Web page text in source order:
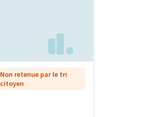
Non retenue par le tri
citoyen